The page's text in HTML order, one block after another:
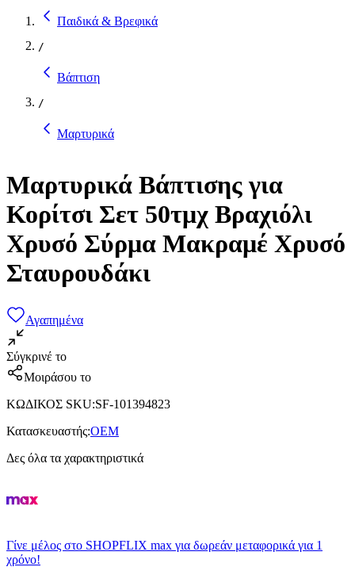
Παιδικά & Βρεφικά
/
Βάπτιση
/
Μαρτυρικά
Μαρτυρικά Βάπτισης για
Κορίτσι Σετ 50τμχ Βραχιόλι
Χρυσό Σύρμα Μακραμέ Χρυσό
Σταυρουδάκι
Αγαπημένα
Σύγκρινέ το
Μοιράσου το
ΚΩΔΙΚΟΣ SKU:SF-101394823
Κατασκευαστής:OEM
Δες όλα τα χαρακτηριστικά
Γίνε μέλος στο SHOPFLIX max για δωρεάν μεταφορικά για 1
χρόνο!